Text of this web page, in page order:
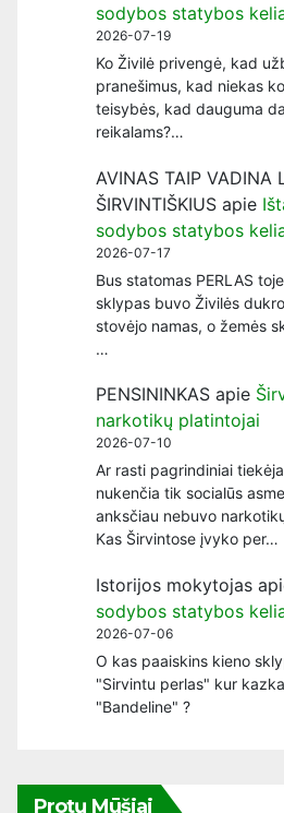
sodybos statybos
2026-07-19
Ko Živilė privengė, kad
pranešimus, kad niekas
teisybės, kad dauguma
reikalams?…
AVINAS TAIP VADINA
ŠIRVINTIŠKIUS apie
sodybos statybos
2026-07-17
Bus statomas PERLAS
sklypas buvo Živilės
stovėjo namas, o žemės
…
PENSININKAS apie
narkotikų platintojai
2026-07-10
Ar rasti pagrindiniai
nukenčia tik socialūs
anksčiau nebuvo
Kas Širvintose įvyko per…
Istorijos mokytojas
sodybos statybos
2026-07-06
O kas paaiskins kieno
"Sirvintu perlas" kur
"Bandeline" ?
Protų Mūšiai